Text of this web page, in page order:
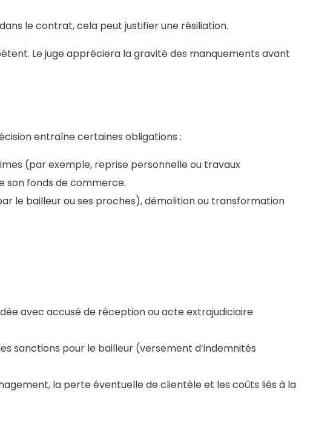
le contrat, cela peut justifier une résiliation.
Le juge appréciera la gravité des manquements avant
entraîne certaines obligations :
(par exemple, reprise personnelle ou travaux
son fonds de commerce.
le bailleur ou ses proches), démolition ou transformation
avec accusé de réception ou acte extrajudiciaire
sanctions pour le bailleur (versement d’indemnités
la perte éventuelle de clientèle et les coûts liés à la